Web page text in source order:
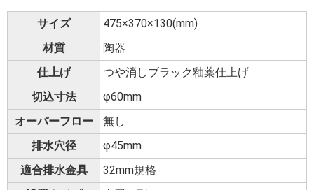
サイズ
475×370×130(mm)
材質
陶器
仕上げ
つや消しブラック釉薬仕上げ
切込寸法
φ60mm
オーバーフロー
無し
排水穴径
φ45mm
適合排水金具
32mm規格